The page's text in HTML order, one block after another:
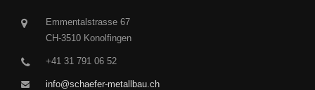
Emmentalstrasse 67
CH-3510 Konolfingen
+41 31 791 06 52
info@schaefer-metallbau.ch